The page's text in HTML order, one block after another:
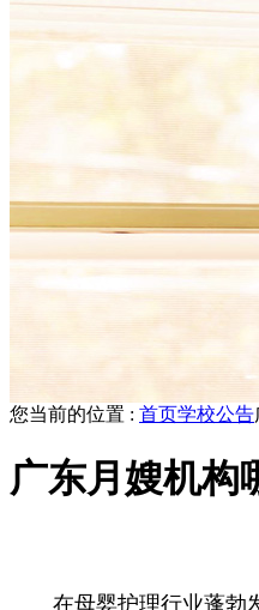
您当前的位置 : 首页学校公告
广东月嫂机构
在母婴护理行业蓬勃发